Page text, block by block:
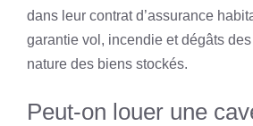
dans leur contrat d’assurance
garantie vol, incendie et dégâts
nature des biens stockés.
Peut-on louer une